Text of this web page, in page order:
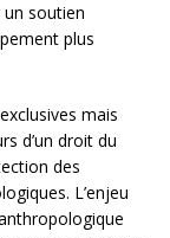
soutien
plus
mais
d’un droit du
des
L’enjeu